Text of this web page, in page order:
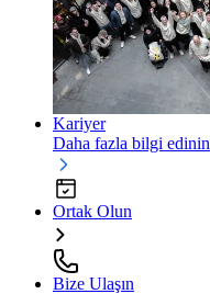
Kariyer
Daha fazla bilgi edinin
Ortak Olun
Bize Ulaşın